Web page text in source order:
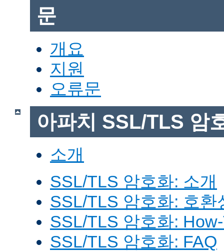
문
개요
지원
오류문
아파치 SSL/TLS 암
소개
SSL/TLS 암호화: 소개
SSL/TLS 암호화: 호환
SSL/TLS 암호화:
SSL/TLS 암호화: FAQ